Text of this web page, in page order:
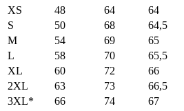
XS
48 64
64
S
50 68
64,5
M
54 69
65
L
58 70
65,5
XL
60 72
66
2XL
63 73
66,5
3XL*
66 74
67